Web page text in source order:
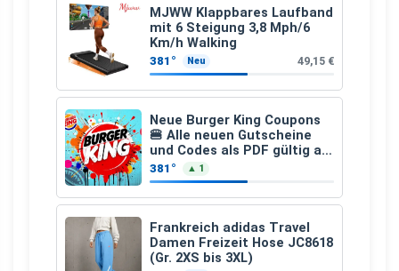
MJWW Klappbares Laufband
mit 6 Steigung 3,8 Mph/6
Km/h Walking
381° Neu 49,15 €
Neue Burger King Coupons
🍔 Alle neuen Gutscheine
und Codes als PDF gültig ab
25.07.2026 bis 04.09.2026
381° ▲ 1
Frankreich adidas Travel
Damen Freizeit Hose JC8618
(Gr. 2XS bis 3XL)